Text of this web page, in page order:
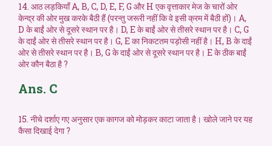
14. आठ लड़कियाँ A, B, C, D, E, F, G और H एक वृत्ताकार मेज के चारों ओर
केन्द्र की ओर मुख करके बैठी हैं (परन्तु जरूरी नहीं कि वे इसी क्रम में बैठी हों)। A,
D के बाईं ओर से दूसरे स्थान पर है। D, E के बाईं ओर से तीसरे स्थान पर है। C, G
के दाईं ओर से तीसरे स्थान पर है। G, E का निकटतम पड़ोसी नहीं है। H, B के दाईं
ओर से तीसरे स्थान पर है। B, G के दाईं ओर से दूसरे स्थान पर है। E के ठीक बाईं
ओर कौन बैठा है ?
Ans. C
15. नीचे दर्शाए गए अनुसार एक कागज को मोड़कर काटा जाता है। खोले जाने पर यह
कैसा दिखाई देगा ?